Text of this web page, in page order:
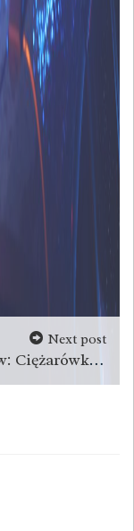
Next post
Opatów: Ciężarówkami wjeżdżali pod zakaz. Zareagowali mieszkańcy